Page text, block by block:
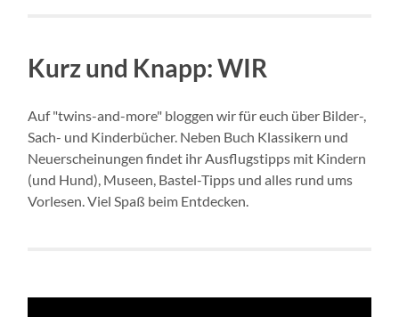
Kurz und Knapp: WIR
Auf "twins-and-more" bloggen wir für euch über Bilder-,
Sach- und Kinderbücher. Neben Buch Klassikern und
Neuerscheinungen findet ihr Ausflugstipps mit Kindern
(und Hund), Museen, Bastel-Tipps und alles rund ums
Vorlesen. Viel Spaß beim Entdecken.